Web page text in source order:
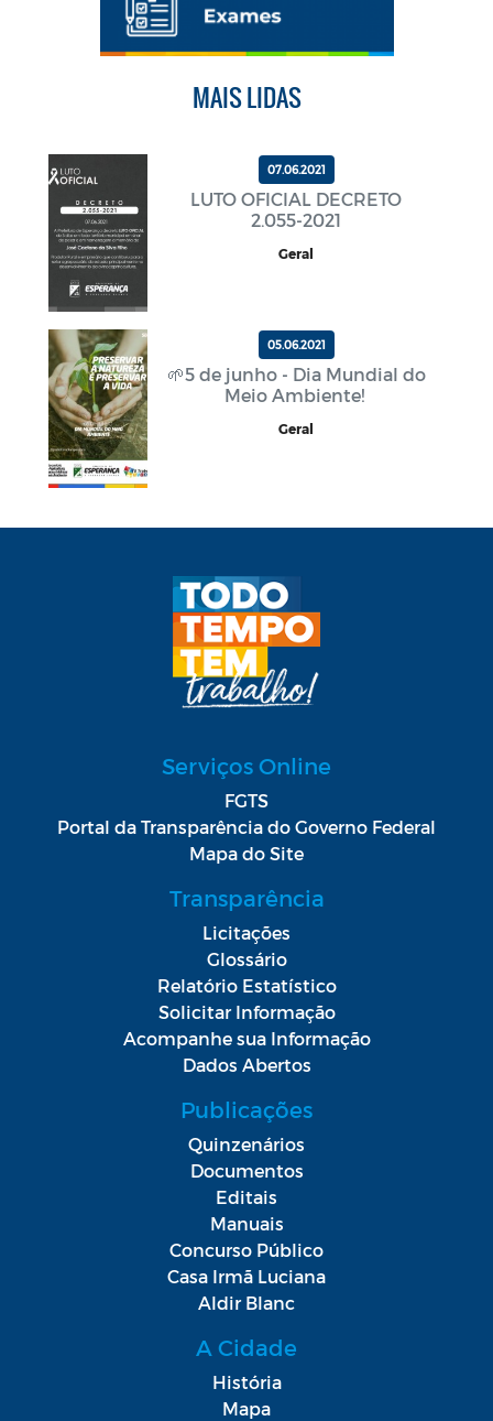
MAIS LIDAS
07.06.2021
LUTO OFICIAL DECRETO
2.055-2021
Geral
05.06.2021
🌱5 de junho - Dia Mundial do
Meio Ambiente!
Geral
Serviços Online
FGTS
Portal da Transparência do Governo Federal
Mapa do Site
Transparência
Licitações
Glossário
Relatório Estatístico
Solicitar Informação
Acompanhe sua Informação
Dados Abertos
Publicações
Quinzenários
Documentos
Editais
Manuais
Concurso Público
Casa Irmã Luciana
Aldir Blanc
A Cidade
História
Mapa